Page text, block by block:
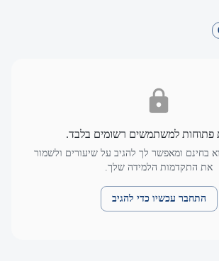
פתוחות למשתמשים רשומים בלבד.
בחינם ומאפשר לך להגיב על שיעורים ולשמור
את התקדמות הלמידה שלך.
התחבר עכשיו כדי להגיב